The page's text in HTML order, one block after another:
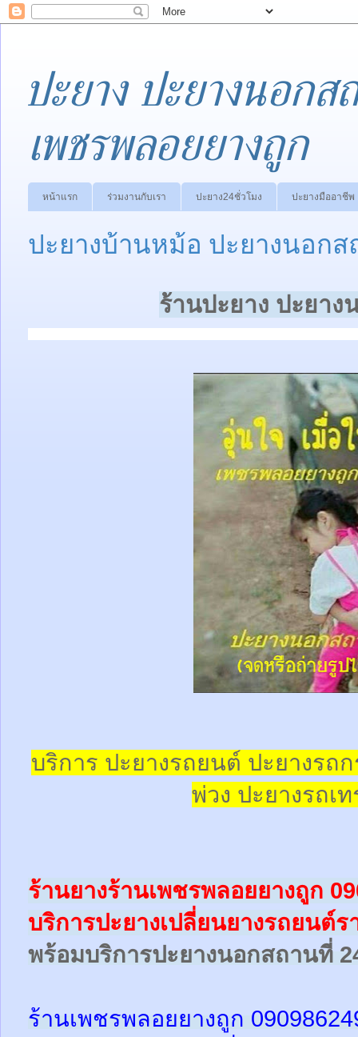
ปะยาง ปะยางนอก
เพชรพลอยยางถูก
หน้าแรก ร่วมงานกับเรา ปะยาง24ชั่วโมง ปะยางมืออาชีพ
ปะยางบ้านหม้อ ปะยางนอกส
ร้านปะยาง ปะยา
บริการ ปะยางรถยนต์ ปะยางรถ
พ่วง ปะยางรถเ
ร้านยางร้านเพชรพลอยยางถูก
บริการปะยางเปลี่ยนยางรถยนต์
พร้อมบริการปะยางนอกสถานที่
ร้านเพชรพลอยยางถูก